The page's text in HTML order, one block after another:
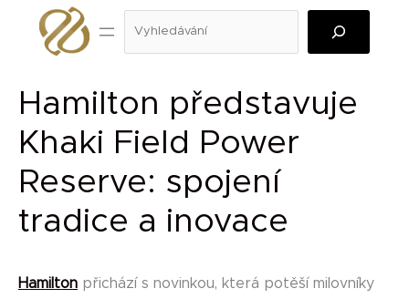
Přeskočit
Hamilton představuje
Khaki Field Power
Reserve: spojení
tradice a inovace
Hamilton přichází s novinkou, která potěší milovníky